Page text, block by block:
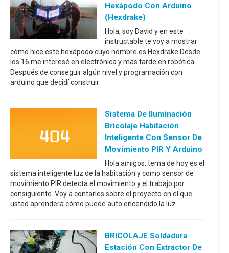
Hexápodo Con Arduino
(Hexdrake)
Hola, soy David y en este
instructable te voy a mostrar
cómo hice este hexápodo cuyo nombre es Hexdrake.Desde
los 16 me interesé en electrónica y más tarde en robótica.
Después de conseguir algún nivel y programación con
arduino que decidí construir
Sistema De Iluminación
Bricolaje Habitación
Inteligente Con Sensor De
Movimiento PIR Y Arduino
Hola amigos, tema de hoy es el
sistema inteligente luz de la habitación y como sensor de
movimiento PIR detecta el movimiento y el trabajo por
consiguiente. Voy a contarles sobre el proyecto en el que
usted aprenderá cómo puede auto encendido la luz
BRICOLAJE Soldadura
Estación Con Extractor De